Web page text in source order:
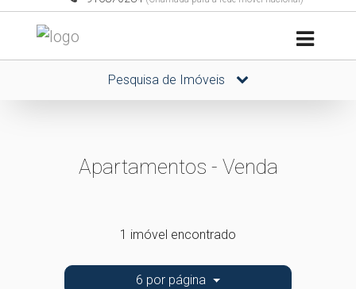
Pesquisa de Imóveis
Apartamentos - Venda
1 imóvel encontrado
6 por página